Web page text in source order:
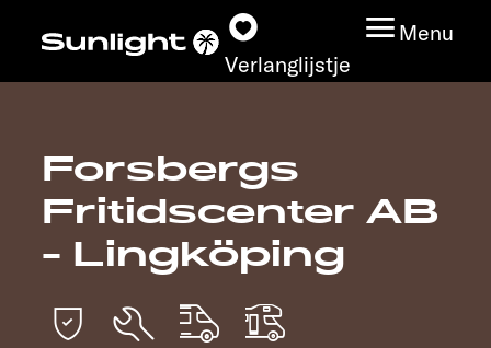
Verlanglijstje
Menu
Modeloverzicht
Configurator
Vind jouw Sunlight
Forsbergs
Fritidscenter AB
- Lingköping